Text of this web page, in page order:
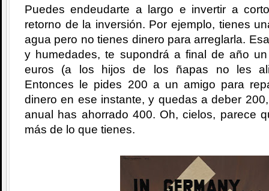
Puedes endeudarte a largo e invertir a
retorno de la inversión. Por ejemplo, tienes
agua pero no tienes dinero para arreglarla.
y humedades, te supondrá a final de año
euros (a los hijos de los ñapas no les
Entonces le pides 200 a un amigo para
dinero en ese instante, y quedas a deber
anual has ahorrado 400. Oh, cielos, parece
más de lo que tienes.